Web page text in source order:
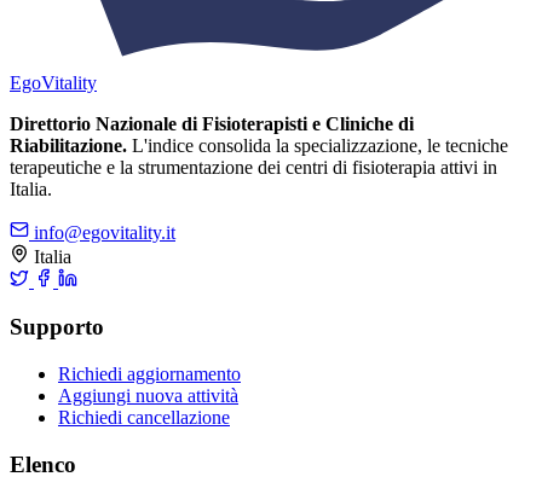
EgoVitality
Direttorio Nazionale di Fisioterapisti e Cliniche di
Riabilitazione. L'indice consolida la specializzazione, le tecniche
terapeutiche e la strumentazione dei centri di fisioterapia attivi in
Italia.
info@egovitality.it
Italia
Supporto
Richiedi aggiornamento
Aggiungi nuova attività
Richiedi cancellazione
Elenco